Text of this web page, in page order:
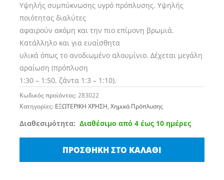
Υψηλής συμπύκνωσης υγρό πρόπλυσης. Υψηλής
ποιότητας διαλύτες
αφαιρούν ακόμη και την πιο επίμονη βρωμιά.
Κατάλληλο και για ευαίσθητα
υλικά όπως το ανοδιωμένο αλουμίνιο. Δέχεται μεγάλη
αραίωση (πρόπλυση
1:30 – 1:50, ζάντα 1:3 – 1:10).
Κωδικός προϊόντος:283022
Κατηγορίες: ΕΞΩΤΕΡΙΚΗ ΧΡΗΣΗ,Χημικά Πρόπλυσης
Διαθεσιμότητα: Διαθέσιμο από 4 έως 10 ημέρες
KochChemie
(Vb)
Καθαρισμού
ΠΡΟΣΘΉΚΗ ΣΤΟ ΚΑΛΆΘΙ